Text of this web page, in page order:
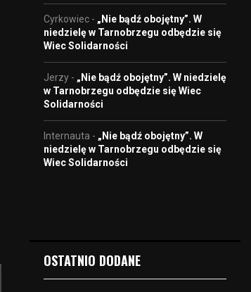
Cyrkowiec - „Nie bądź obojętny”. W
niedzielę w Tarnobrzegu odbędzie się
Wiec Solidarności
Jerzy - „Nie bądź obojętny”. W niedzielę
w Tarnobrzegu odbędzie się Wiec
Solidarności
Internauta - „Nie bądź obojętny”. W
niedzielę w Tarnobrzegu odbędzie się
Wiec Solidarności
OSTATNIO DODANE